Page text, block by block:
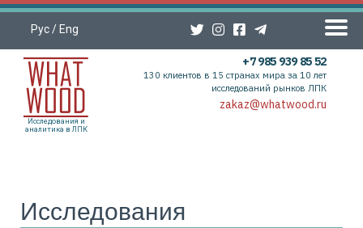
Рус/ Eng
Исследования и
аналитика в ЛПК
+7 985 939 85 52
130 клиентов в 15 странах мира за 10 лет
исследований рынков ЛПК
zakaz@whatwood.ru
Исследования